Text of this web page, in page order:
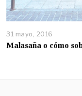
31 mayo, 2016
Malasaña o cómo